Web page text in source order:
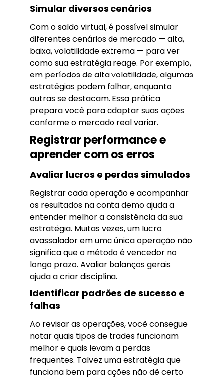
Simular diversos cenários
Com o saldo virtual, é possível simular
diferentes cenários de mercado — alta,
baixa, volatilidade extrema — para ver
como sua estratégia reage. Por exemplo,
em períodos de alta volatilidade, algumas
estratégias podem falhar, enquanto
outras se destacam. Essa prática
prepara você para adaptar suas ações
conforme o mercado real variar.
Registrar performance e
aprender com os erros
Avaliar lucros e perdas simulados
Registrar cada operação e acompanhar
os resultados na conta demo ajuda a
entender melhor a consistência da sua
estratégia. Muitas vezes, um lucro
avassalador em uma única operação não
significa que o método é vencedor no
longo prazo. Avaliar balanços gerais
ajuda a criar disciplina.
Identificar padrões de sucesso e
falhas
Ao revisar as operações, você consegue
notar quais tipos de trades funcionam
melhor e quais levam a perdas
frequentes. Talvez uma estratégia que
funciona bem para ações não dê certo